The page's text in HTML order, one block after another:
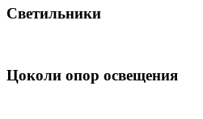
Светильники
Цоколи опор освещения